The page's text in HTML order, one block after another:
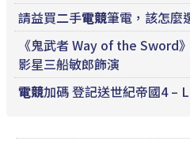
請益買二手電競筆電，該怎麼
《鬼武者 Way of the Sword
影星三船敏郎飾演
電競加碼 登記送世紀帝國4 –